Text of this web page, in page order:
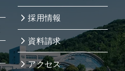
採用情報
資料請求
アクセス